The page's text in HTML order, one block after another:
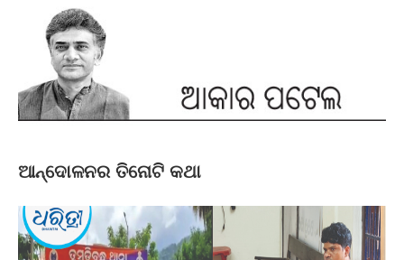
ଆନ୍ଦୋଳନର ତିନୋଟି କଥା